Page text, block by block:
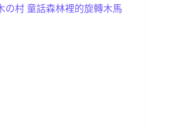
の村 童話森林裡的旋轉木馬